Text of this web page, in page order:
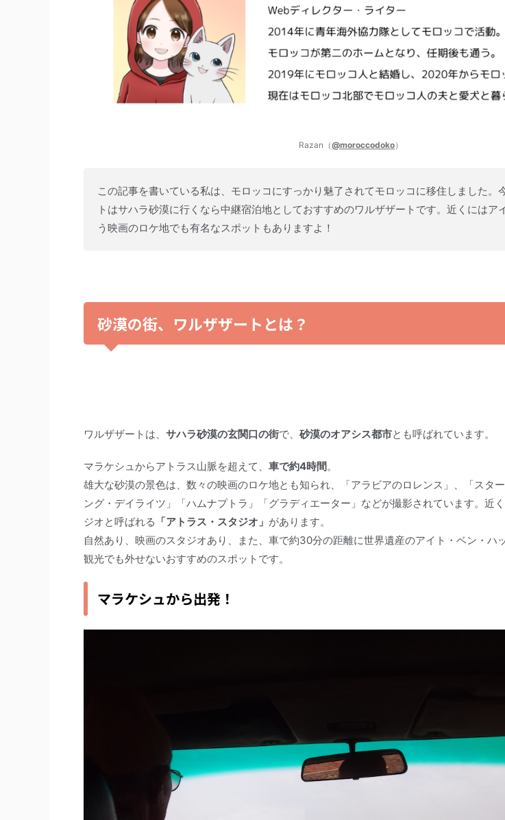
Razan（@moroccodoko）
この記事を書いている私は、モロッコにすっかり魅了されてモロッコに移住しました。
トはサハラ砂漠に行くなら中継宿泊地としておすすめのワルザザートです。近くにはア
う映画のロケ地でも有名なスポットもありますよ！
砂漠の街、ワルザザートとは？
ワルザザートは、 サハラ砂漠の玄関口の街で、 砂漠のオアシス都市とも呼ばれています。
マラケシュからアトラス山脈を超えて、 車で約4時間。
雄大な砂漠の景色は、数々の映画のロケ地とも知られ、「アラビアのロレンス」、「スタ
ング・デイライツ」「ハムナプトラ」「グラディエーター」などが撮影されています。近
ジオと呼ばれる 「アトラス・スタジオ」 があります。
自然あり、映画のスタジオあり、また、車で約30分の距離に世界遺産のアイト・ベン・ハ
観光でも外せないおすすめのスポットです。
マラケシュから出発！